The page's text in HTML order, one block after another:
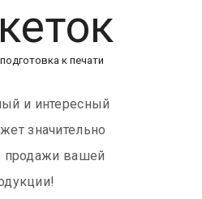
к печати
и интересный
значительно
продажи вашей